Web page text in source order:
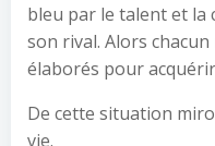
bleu par le talent et la
son rival. Alors
élaborés pour
De cette situation
vie.